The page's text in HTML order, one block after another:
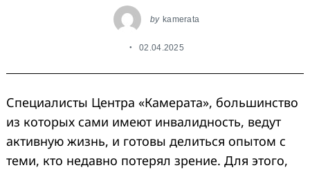
by kamerata
02.04.2025
Специалисты Центра «Камерата», большинство
из которых сами имеют инвалидность, ведут
активную жизнь, и готовы делиться опытом с
теми, кто недавно потерял зрение. Для этого,